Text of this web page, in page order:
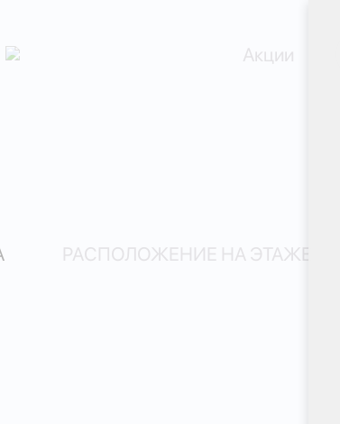
Акции
РАСПОЛОЖЕНИЕ НА ЭТАЖЕ